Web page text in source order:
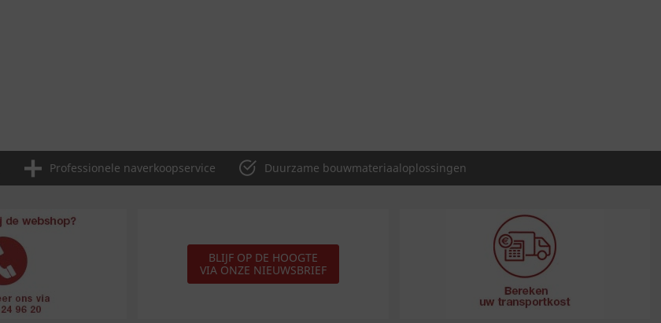
Professionele naverkoopservice Duurzame bouwmateriaaloplossingen
BLIJF OP DE HOOGTE
VIA ONZE NIEUWSBRIEF